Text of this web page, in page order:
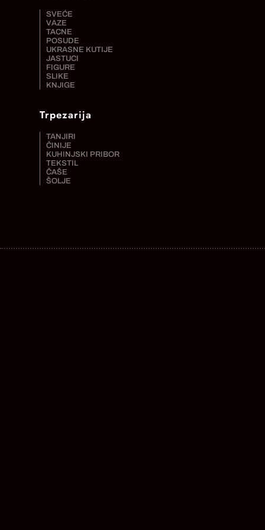
SVEĆE
VAZE
TACNE
POSUDE
UKRASNE KUTIJE
JASTUCI
FIGURE
SLIKE
KNJIGE
Trpezarija
TANJIRI
ČINIJE
KUHINJSKI PRIBOR
TEKSTIL
ČAŠE
ŠOLJE